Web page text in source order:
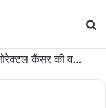
पेट से जुड़ी समस्या बन न जाए कोलोरेक्टल कैंसर की वजह, जान लीजिए टेस्ट कराने का समय